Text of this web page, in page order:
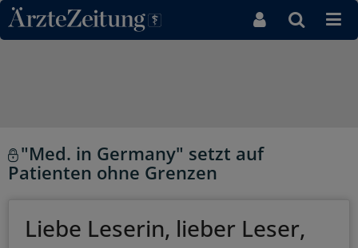
Direkt zum Inhaltsbereich
"Med. in Germany" setzt auf
Patienten ohne Grenzen
Liebe Leserin, lieber Leser,